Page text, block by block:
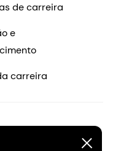
de carreira
e
carreira